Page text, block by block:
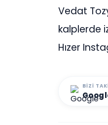
Vedat
kalplerde
Hızer
BIZI